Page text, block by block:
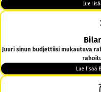
Lue
Juuri sinun budjettiisi mukautuva
Lue lisää